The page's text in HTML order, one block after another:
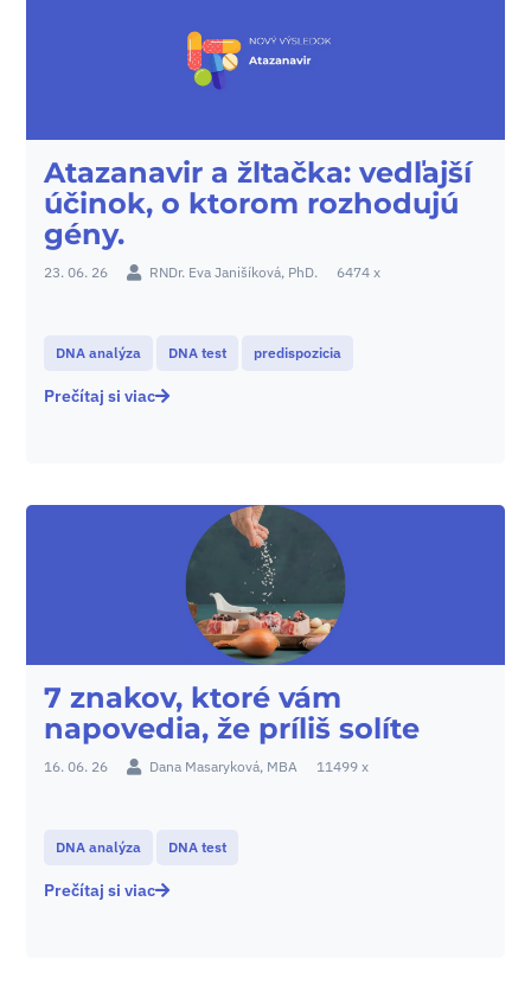
Atazanavir a žltačka: vedľajší
účinok, o ktorom rozhodujú
gény.
23. 06. 26 RNDr. Eva Janišíková, PhD. 6474 x
DNA analýza DNA test predispozicia
Prečítaj si viac
7 znakov, ktoré vám
napovedia, že príliš solíte
16. 06. 26 Dana Masaryková, MBA 11499 x
DNA analýza DNA test
Prečítaj si viac